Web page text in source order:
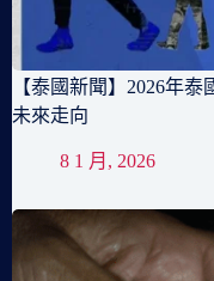
【泰國新聞】2026年
未來走向
8 1 月, 2026